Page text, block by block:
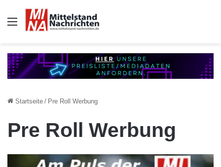
Auswahl
Startseite / Pre Roll Werbung
Pre Roll Werbung